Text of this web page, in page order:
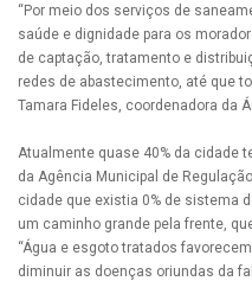
“Por meio dos serviços de
saúde e dignidade para os
de captação, tratamento e
redes de abastecimento, até que
Tamara Fideles, coordenadora da
Atualmente quase 40% da cidade
da Agência Municipal de
cidade que existia 0% de sistema
um caminho grande pela frente,
“Água e esgoto tratados
diminuir as doenças oriundas da